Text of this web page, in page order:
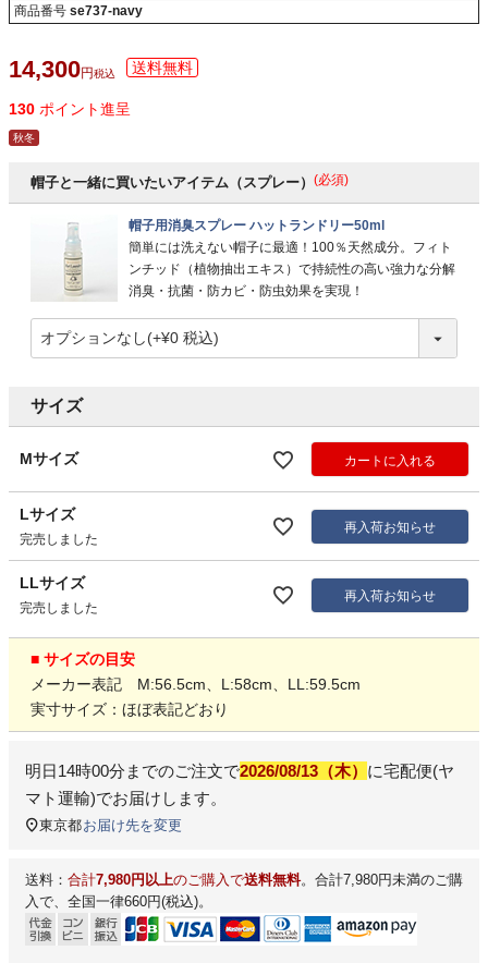
商品番号 se737-navy
14,300 税込
130 ポイント進呈
秋冬
帽子と一緒に買いたいアイテム（スプレー） (必須)
帽子用消臭スプレー ハットランドリー50ml
簡単には洗えない帽子に最適！100％天然成分。フィト
ンチッド（植物抽出エキス）で持続性の高い強力な分解
消臭・抗菌・防カビ・防虫効果を実現！
サイズ
Mサイズ カートに入れる
Lサイズ
完売しました
再入荷お知らせ
LLサイズ
完売しました
再入荷お知らせ
■ サイズの目安
メーカー表記 M:56.5cm、L:58cm、LL:59.5cm
実寸サイズ：ほぼ表記どおり
明日14時00分 までのご注文で2026/08/13（木） に宅配便(ヤ
マト運輸)でお届けします。
東京都お届け先を変更
送料： 合計7,980円以上のご購入で送料無料。合計7,980円未満のご購
入で、全国一律660円(税込)。